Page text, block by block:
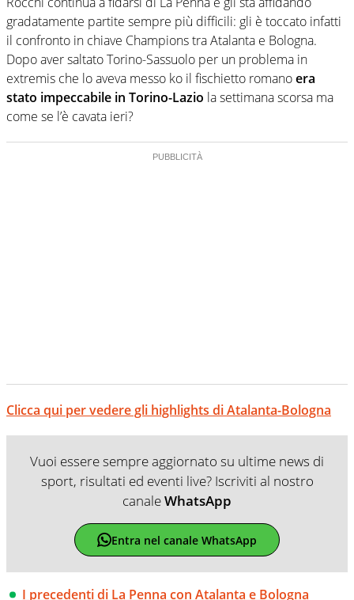
competenza, conoscenza e memoria storica. Si occupa
prevalentemente di calcio
gradatamente partite sempre più difficili: gli è toccato infatti
il confronto in chiave Champions tra Atalanta e Bologna.
Dopo aver saltato Torino-Sassuolo per un problema in
extremis che lo aveva messo ko il fischietto romanoera
stato impeccabile in Torino-Lazio la settimana scorsa ma
come se l’è cavata ieri?
Clicca qui per vedere gli highlights di Atalanta-Bologna
Vuoi essere sempre aggiornato su ultime news di
sport, risultati ed eventi live? Iscriviti al nostro
canaleWhatsApp
Entra nel canale WhatsApp
I precedenti di La Penna con Atalanta e Bologna